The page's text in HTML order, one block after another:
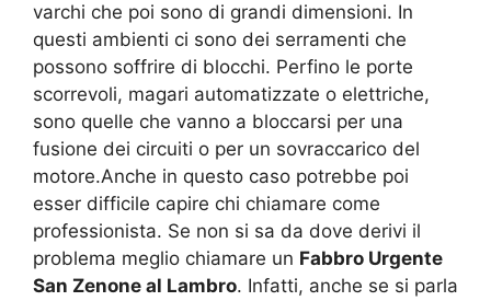
varchi che poi sono di grandi dimensioni. In
questi ambienti ci sono dei serramenti che
possono soffrire di blocchi. Perfino le porte
scorrevoli, magari automatizzate o elettriche,
sono quelle che vanno a bloccarsi per una
fusione dei circuiti o per un sovraccarico del
motore.Anche in questo caso potrebbe poi
esser difficile capire chi chiamare come
professionista. Se non si sa da dove derivi il
problema meglio chiamare un Fabbro Urgente
San Zenone al Lambro. Infatti, anche se si parla